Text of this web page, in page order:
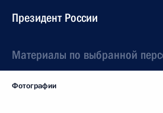
Президент России
Материалы по выбранной
Фотографии